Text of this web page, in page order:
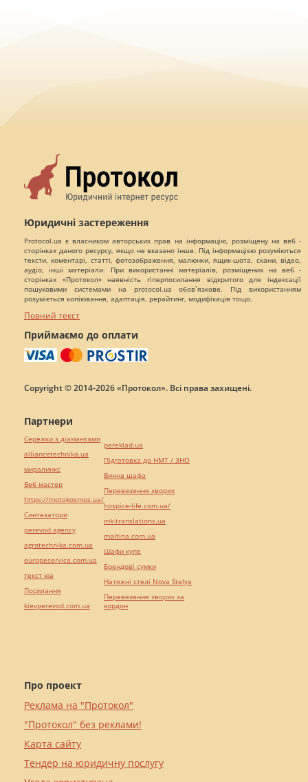
Юридичні застереження
Protocol.ua є власником авторських прав на інформацію, розміщену на веб -
сторінках даного ресурсу, якщо не вказано інше. Під інформацією розуміються
тексти, коментарі, статті, фотозображення, малюнки, ящик-шота, скани, відео,
аудіо, інші матеріали. При використанні матеріалів, розміщених на веб -
сторінках «Протокол» наявність гіперпосилання відкритого для індексації
пошуковими системами на protocol.ua обов`язкове. Під використанням
розуміється копіювання, адаптація, рерайтинг, модифікація тощо.
Повний текст
Приймаємо до оплати
Copyright © 2014-2026 «Протокол». Всі права захищені.
Про проект
Реклама на "Протокол"
"Протокол" без реклами!
Карта сайту
Тендер на юридичну послугу
Партнери
Сережки з діамантами
alliancetechnika.ua
миралинкс
Веб мастер
https://motokosmos.ua/
Синтезатори
perevod.agency
agrotechnika.com.ua
europeservice.com.ua
текст юа
Посилання
kievperevod.com.ua
pereklad.ua
Підготовка до НМТ / ЗНО
Винна шафа
Перевезення хворих
hospice-life.com.ua/
mk-translations.ua
maltina.com.ua
Шафи купе
Брендові сумки
Натяжні стелі Nova Stelya
Перевезення хворих за
кордон